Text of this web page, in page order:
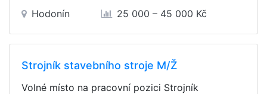
Hodonín 25 000 – 45 000 Kč
Strojník stavebního stroje M/Ž
Volné místo na pracovní pozici Strojník